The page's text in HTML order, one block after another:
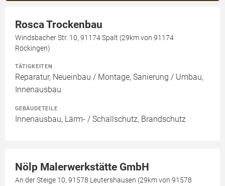
Rosca Trockenbau
Windsbacher Str. 10, 91174 Spalt (29km von 91174
Röckingen)
TÄTIGKEITEN
Reparatur, Neueinbau / Montage, Sanierung / Umbau,
Innenausbau
GEBÄUDETEILE
Innenausbau, Lärm- / Schallschutz, Brandschutz
Nölp Malerwerkstätte GmbH
An der Steige 10, 91578 Leutershausen (29km von 91578